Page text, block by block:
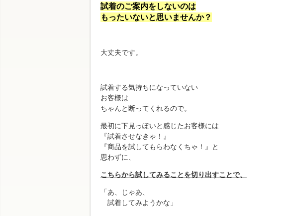
試着のご案内をしないのは
もったいないと思いませんか？
大丈夫です。
試着する気持ちになっていない
お客様は
ちゃんと断ってくれるので。
最初に下見っぽいと感じたお客様には
『試着させなきゃ！』
『商品を試してもらわなくちゃ！』と
思わずに、
こちらから試してみることを切り出すことで、
「あ、じゃあ、
試着してみようかな」